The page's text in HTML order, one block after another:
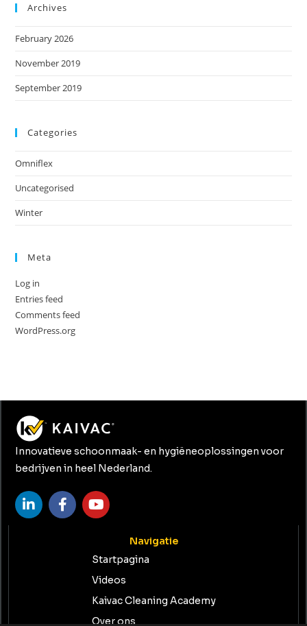
Archives
February 2026
November 2019
September 2019
Categories
Omniflex
Uncategorised
Winter
Meta
Log in
Entries feed
Comments feed
WordPress.org
Innovatieve schoonmaak- en hygiëneoplossingen voor
bedrijven in heel Nederland.
Navigatie
Startpagina
Videos
Kaivac Cleaning Academy
Over ons